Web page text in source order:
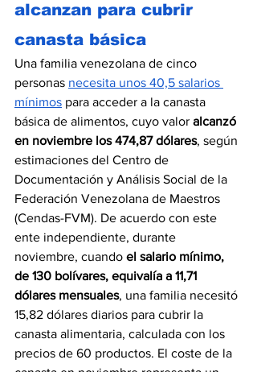
alcanzan para cubrir
canasta básica
Una familia venezolana de cinco
personas necesita unos 40,5 salarios
mínimos para acceder a la canasta
básica de alimentos, cuyo valor alcanzó
en noviembre los 474,87 dólares, según
estimaciones del Centro de
Documentación y Análisis Social de la
Federación Venezolana de Maestros
(Cendas-FVM). De acuerdo con este
ente independiente, durante
noviembre, cuando el salario mínimo,
de 130 bolívares, equivalía a 11,71
dólares mensuales, una familia necesitó
15,82 dólares diarios para cubrir la
canasta alimentaria, calculada con los
precios de 60 productos. El coste de la